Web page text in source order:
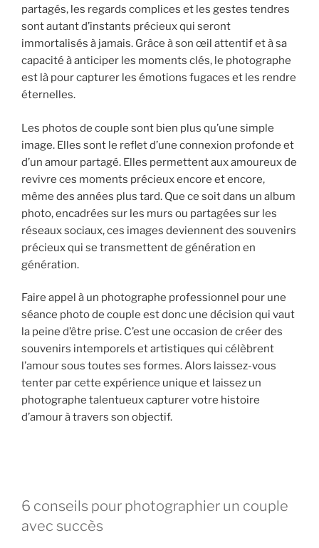
partagés, les regards complices et les gestes tendres
sont autant d’instants précieux qui seront
immortalisés à jamais. Grâce à son œil attentif et à sa
capacité à anticiper les moments clés, le photographe
est là pour capturer les émotions fugaces et les rendre
éternelles.
Les photos de couple sont bien plus qu’une simple
image. Elles sont le reflet d’une connexion profonde et
d’un amour partagé. Elles permettent aux amoureux de
revivre ces moments précieux encore et encore,
même des années plus tard. Que ce soit dans un album
photo, encadrées sur les murs ou partagées sur les
réseaux sociaux, ces images deviennent des souvenirs
précieux qui se transmettent de génération en
génération.
Faire appel à un photographe professionnel pour une
séance photo de couple est donc une décision qui vaut
la peine d’être prise. C’est une occasion de créer des
souvenirs intemporels et artistiques qui célèbrent
l’amour sous toutes ses formes. Alors laissez-vous
tenter par cette expérience unique et laissez un
photographe talentueux capturer votre histoire
d’amour à travers son objectif.
6 conseils pour photographier un couple
avec succès